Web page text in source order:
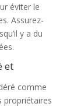
éviter le
Assurez-
y a du
et
comme
propriétaires